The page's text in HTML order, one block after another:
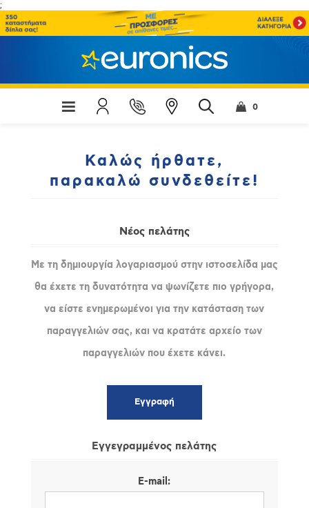
;
0
Καλώς ήρθατε,
παρακαλώ συνδεθείτε!
Νέος πελάτης
Με τη δημιουργία λογαριασμού στην ιστοσελίδα μας
θα έχετε τη δυνατότητα να ψωνίζετε πιο γρήγορα,
να είστε ενημερωμένοι για την κατάσταση των
παραγγελιών σας, και να κρατάτε αρχείο των
παραγγελιών που έχετε κάνει.
Εγγεγραμμένος πελάτης
E-mail: